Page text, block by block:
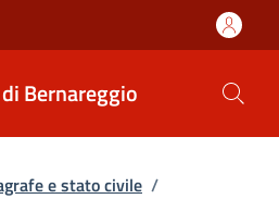
Bernareggio
e stato civile /